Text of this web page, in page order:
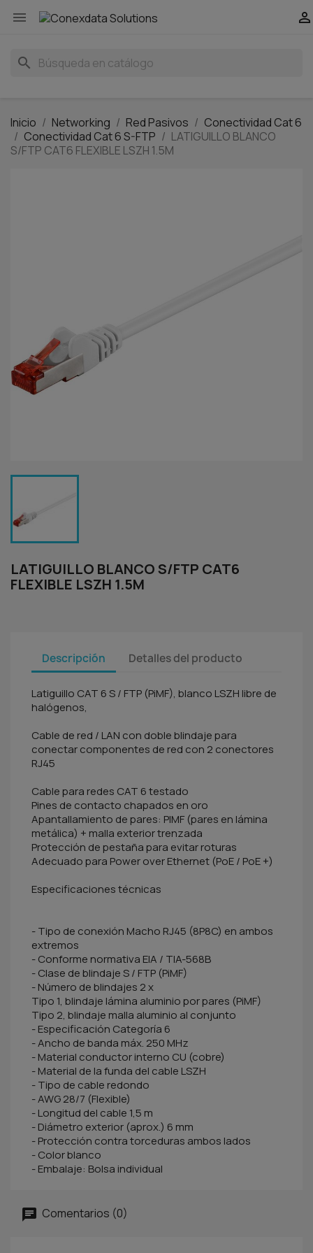
 
search
Inicio Networking Red Pasivos
Conectividad Cat 6
Conectividad Cat 6 S-FTP
LATIGUILLO BLANCO
S/FTP CAT6 FLEXIBLE LSZH 1.5M
LATIGUILLO BLANCO S/FTP CAT6
FLEXIBLE LSZH 1.5M
Descripción Detalles del producto
Latiguillo CAT 6 S / FTP (PiMF), blanco LSZH libre de
halógenos,
Cable de red / LAN con doble blindaje para
conectar componentes de red con 2 conectores
RJ45
Cable para redes CAT 6 testado
Pines de contacto chapados en oro
Apantallamiento de pares: PIMF (pares en lámina
metálica) + malla exterior trenzada
Protección de pestaña para evitar roturas
Adecuado para Power over Ethernet (PoE / PoE +)
Especificaciones técnicas
- Tipo de conexión Macho RJ45 (8P8C) en ambos
extremos
- Conforme normativa EIA / TIA-568B
- Clase de blindaje S / FTP (PiMF)
- Número de blindajes 2 x
Tipo 1, blindaje lámina aluminio por pares (PiMF)
Tipo 2, blindaje malla aluminio al conjunto
- Especificación Categoría 6
- Ancho de banda máx. 250 MHz
- Material conductor interno CU (cobre)
- Material de la funda del cable LSZH
- Tipo de cable redondo
- AWG 28/7 (Flexible)
- Longitud del cable 1,5 m
- Diámetro exterior (aprox.) 6 mm
- Protección contra torceduras ambos lados
- Color blanco
- Embalaje: Bolsa individual
Comentarios (0)